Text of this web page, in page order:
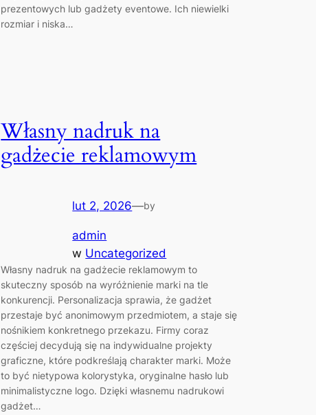
prezentowych lub gadżety eventowe. Ich niewielki
rozmiar i niska…
Własny nadruk na
gadżecie reklamowym
lut 2, 2026—by
admin
w Uncategorized
Własny nadruk na gadżecie reklamowym to
skuteczny sposób na wyróżnienie marki na tle
konkurencji. Personalizacja sprawia, że gadżet
przestaje być anonimowym przedmiotem, a staje się
nośnikiem konkretnego przekazu. Firmy coraz
częściej decydują się na indywidualne projekty
graficzne, które podkreślają charakter marki. Może
to być nietypowa kolorystyka, oryginalne hasło lub
minimalistyczne logo. Dzięki własnemu nadrukowi
gadżet…